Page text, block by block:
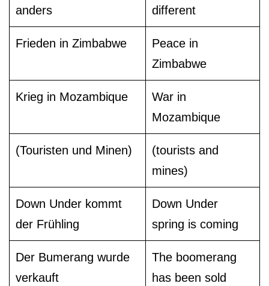
anders different
Frieden in Zimbabwe
Peace in
Zimbabwe
Krieg in Mozambique
War in
Mozambique
(Touristen und Minen)
(tourists and
mines)
Down Under kommt
der Frühling
Down Under
spring is coming
Der Bumerang wurde
verkauft
The boomerang
has been sold